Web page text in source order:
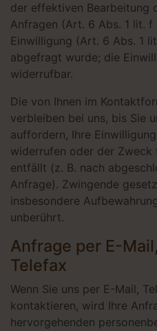
der effektiven Bearbeitung
Anfragen (Art. 6 Abs. 1 lit. f
Einwilligung (Art. 6 Abs. 1
abgefragt wurde; die
widerrufbar.
Die von Ihnen im
verbleiben bei uns, bis Sie
auffordern, Ihre
widerrufen oder der Zweck
entfällt (z. B. nach
Anfrage). Zwingende
insbesondere
unberührt.
Anfrage per E-
Telefax
Wenn Sie uns per E-Mail,
kontaktieren, wird Ihre
hervorgehenden